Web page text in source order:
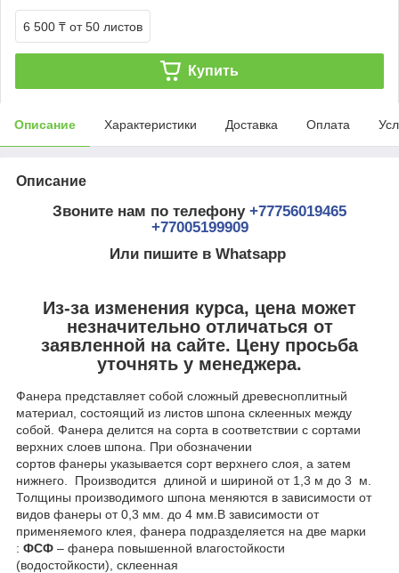
6 500 ₸ от 50 листов
Купить
Описание Характеристики Доставка Оплата
Описание
Звоните нам по телефону +77756019465
+77005199909
Или пишите в Whatsapp
Из-за изменения курса, цена может
незначительно отличаться от
заявленной на сайте. Цену просьба
уточнять у менеджера.
Фанера представляет собой сложный древесноплитный
материал, состоящий из листов шпона склеенных между
собой. Фанера делится на сорта в соответствии с сортами
верхних слоев шпона. При обозначении
сортов фанеры указывается сорт верхнего слоя, а затем
нижнего. Производится длиной и шириной от 1,3 м до 3 м.
Толщины производимого шпона меняются в зависимости от
видов фанеры от 0,3 мм. до 4 мм.В зависимости от
применяемого клея, фанера подразделяется на две марки
: ФСФ – фанера повышенной влагостойкости
(водостойкости), склеенная